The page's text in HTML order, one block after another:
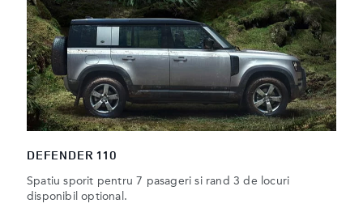
DEFENDER 110
Spatiu sporit pentru 7 pasageri si rand 3 de locuri
disponibil optional.